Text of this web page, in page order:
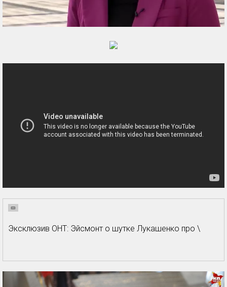
Эксклюзив ОНТ: Эйсмонт о шутке Лукашенко про \